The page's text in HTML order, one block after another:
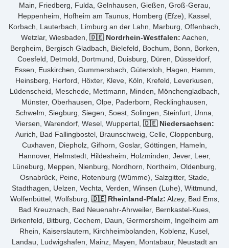
Main, Friedberg, Fulda, Gelnhausen, Gießen, Groß-Gerau,
Heppenheim, Hofheim am Taunus, Homberg (Efze), Kassel,
Korbach, Lauterbach, Limburg an der Lahn, Marburg, Offenbach,
Wetzlar, Wiesbaden, 🇩🇪 Nordrhein-Westfalen: Aachen,
Bergheim, Bergisch Gladbach, Bielefeld, Bochum, Bonn, Borken,
Coesfeld, Detmold, Dortmund, Duisburg, Düren, Düsseldorf,
Essen, Euskirchen, Gummersbach, Gütersloh, Hagen, Hamm,
Heinsberg, Herford, Höxter, Kleve, Köln, Krefeld, Leverkusen,
Lüdenscheid, Meschede, Mettmann, Minden, Mönchengladbach,
Münster, Oberhausen, Olpe, Paderborn, Recklinghausen,
Schwelm, Siegburg, Siegen, Soest, Solingen, Steinfurt, Unna,
Viersen, Warendorf, Wesel, Wuppertal, 🇩🇪 Niedersachsen:
Aurich, Bad Fallingbostel, Braunschweig, Celle, Cloppenburg,
Cuxhaven, Diepholz, Gifhorn, Goslar, Göttingen, Hameln,
Hannover, Helmstedt, Hildesheim, Holzminden, Jever, Leer,
Lüneburg, Meppen, Nienburg, Nordhorn, Northeim, Oldenburg,
Osnabrück, Peine, Rotenburg (Wümme), Salzgitter, Stade,
Stadthagen, Uelzen, Vechta, Verden, Winsen (Luhe), Wittmund,
Wolfenbüttel, Wolfsburg, 🇩🇪 Rheinland-Pfalz: Alzey, Bad Ems,
Bad Kreuznach, Bad Neuenahr-Ahrweiler, Bernkastel-Kues,
Birkenfeld, Bitburg, Cochem, Daun, Germersheim, Ingelheim am
Rhein, Kaiserslautern, Kirchheimbolanden, Koblenz, Kusel,
Landau, Ludwigshafen, Mainz, Mayen, Montabaur, Neustadt an